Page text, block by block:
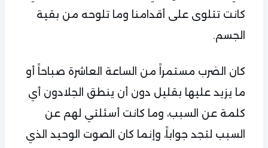
كانت تتلوى على أقدامنا وما تلوحه من بقية
الجسم.
كان الضرب مستمراً من الساعة العاشرة صباحاً أو
ما يزيد عليها بقليل دون أن ينطق الجلادون أي
كلمة عن السبب، وما كانت أسئلتي لهم عن
السبب لتجد جواباً، وإنما كان الصوت الوحيد الذي